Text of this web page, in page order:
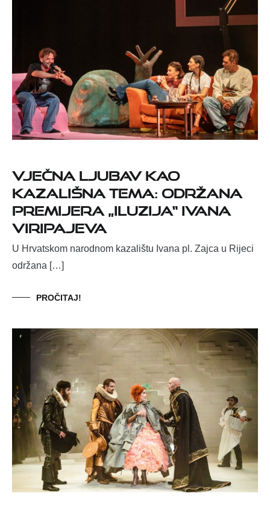
Vječna ljubav kao
kazališna tema: održana
premijera „Iluzija“ Ivana
Viripajeva
U Hrvatskom narodnom kazalištu Ivana pl. Zajca u Rijeci
održana […]
PROČITAJ!